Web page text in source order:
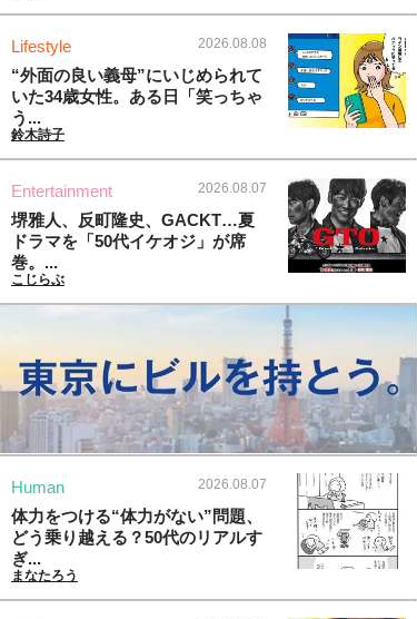
Lifestyle 2026.08.08
“外面の良い義母”にいじめられて
いた34歳女性。ある日「笑っちゃ
う...
鈴木詩子
Entertainment 2026.08.07
堺雅人、反町隆史、GACKT…夏
ドラマを「50代イケオジ」が席
巻。...
こじらぶ
Human 2026.08.07
体力をつける“体力がない”問題、
どう乗り越える？50代のリアルす
ぎ...
まなたろう